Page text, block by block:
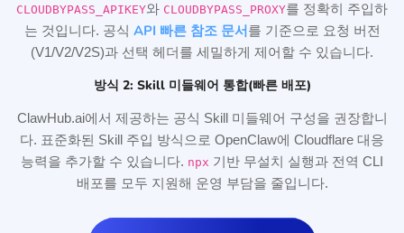
CLOUDBYPASS_APIKEY와 CLOUDBYPASS_PROXY를 정확히 주입하
는 것입니다. 공식 API 빠른 참조 문서를 기준으로 요청 버전
(V1/V2/V2S)과 선택 헤더를 세밀하게 제어할 수 있습니다.
방식 2: Skill 미들웨어 통합(빠른 배포)
ClawHub.ai에서 제공하는 공식 Skill 미들웨어 구성을 권장합니
다. 표준화된 Skill 주입 방식으로 OpenClaw에 Cloudflare 대응
능력을 추가할 수 있습니다. npx 기반 무설치 실행과 전역 CLI
배포를 모두 지원해 운영 부담을 줄입니다.